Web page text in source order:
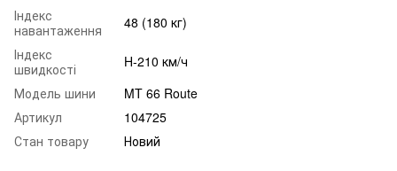
Індекс
навантаження
48 (180 кг)
Індекс
швидкості
H-210 км/ч
Модель шини
MT 66 Route
Артикул
104725
Стан товару
Новий